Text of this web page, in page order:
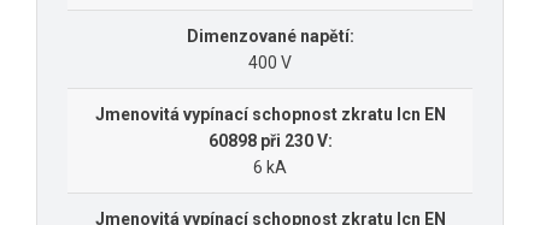
Dimenzované napětí:
400 V
Jmenovitá vypínací schopnost zkratu Icn EN
60898 při 230 V:
6 kA
Jmenovitá vypínací schopnost zkratu Icn EN